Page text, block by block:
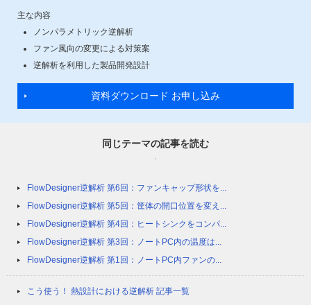
主な内容
ノンパラメトリック逆解析
ファン風向の変更による対策案
逆解析を利用した製品開発設計
資料ダウンロード お申し込み
同じテーマの記事を読む
FlowDesigner逆解析 第6回：ファンキャップ形状を...
FlowDesigner逆解析 第5回：筐体の開口位置を変え...
FlowDesigner逆解析 第4回：ヒートシンクをコンパ...
FlowDesigner逆解析 第3回：ノートPC内の温度は...
FlowDesigner逆解析 第1回：ノートPC内ファンの...
こう使う！ 熱設計における逆解析 記事一覧